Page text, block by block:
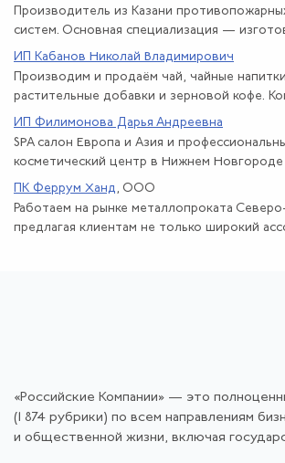
Производитель из Казани
систем. Основная специализация —
ИП Кабанов Николай Владимирович
Производим и продаём чай, чайные
растительные добавки и зерновой кофе.
ИП Филимонова Дарья Андреевна
SPA салон Европа и Азия и
косметический центр в Нижнем
ПК Феррум Ханд , ООО
Работаем на рынке металлопроката
предлагая клиентам не только широкий
«Российские Компании» — это
(1 874 рубрики) по всем направлениям
и общественной жизни, включая